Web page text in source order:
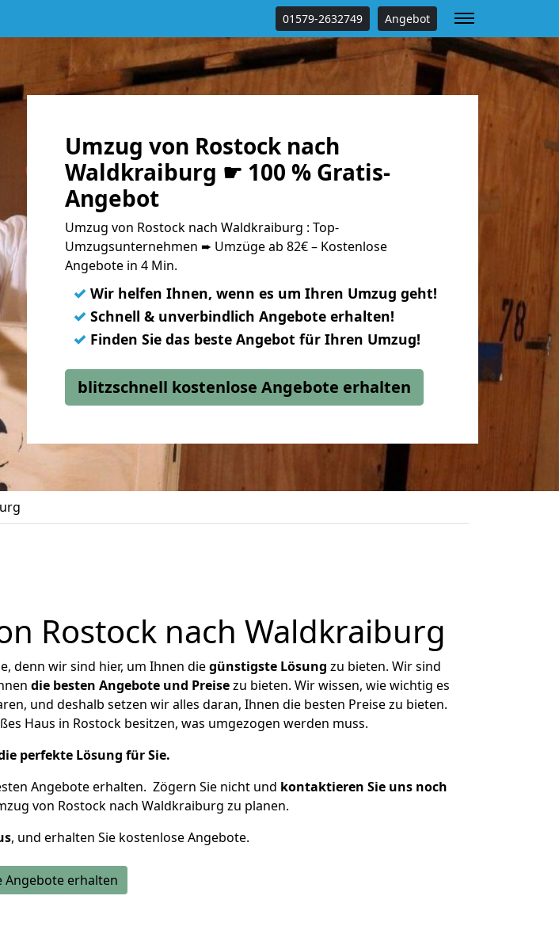
01579-2632749 Angebot
Umzug von Rostock nach
Waldkraiburg ☛ 100 % Gratis-
Angebot
Umzug von Rostock nach Waldkraiburg : Top-
Umzugsunternehmen ➨ Umzüge ab 82€ – Kostenlose
Angebote in 4 Min.
✓ Wir helfen Ihnen, wenn es um Ihren Umzug geht!
✓ Schnell & unverbindlich Angebote erhalten!
✓ Finden Sie das beste Angebot für Ihren Umzug!
blitzschnell kostenlose Angebote erhalten
Rostock nach Waldkraiburg
denn wir sind hier, um Ihnen diegünstigste Lösung zu bieten. Wir sind
die besten Angebote und Preisezu bieten. Wir wissen, wie wichtig es
und deshalb setzen wir alles daran, Ihnen die besten Preise zu bieten.
Haus in Rostock besitzen, was umgezogen werden muss.
perfekte Lösung für Sie.
Angebote erhalten. Zögern Sie nicht und kontaktieren Sie uns noch
von Rostock nach Waldkraiburg zu planen.
, und erhalten Sie kostenlose Angebote.
Angebote erhalten